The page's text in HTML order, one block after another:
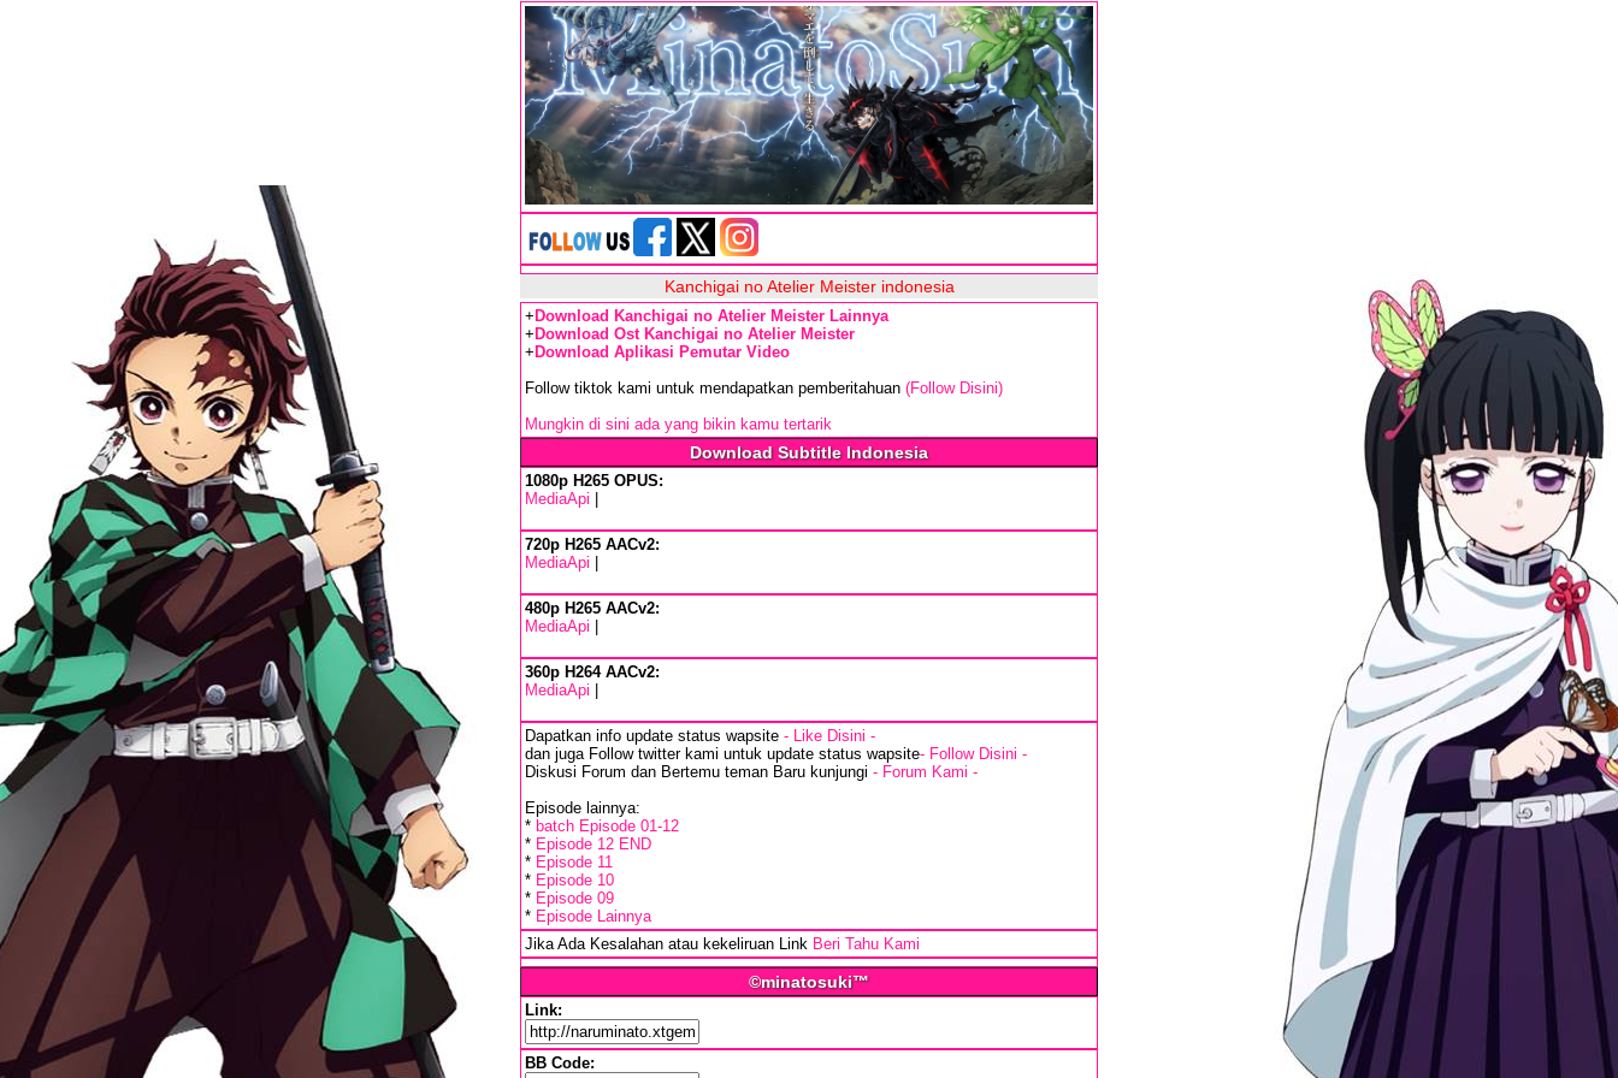
Kanchigai no Atelier Meister indonesia
+ Download Kanchigai no Atelier Meister Lainnya
+ Download Ost Kanchigai no Atelier Meister
+ Download Aplikasi Pemutar Video
Follow tiktok kami untuk mendapatkan pemberitahuan (Follow Disini)
Mungkin di sini ada yang bikin kamu tertarik
Download Subtitle Indonesia
1080p H265 OPUS:
MediaApi
720p H265 AACv2:
MediaApi
480p H265 AACv2:
MediaApi
360p H264 AACv2:
MediaApi
Dapatkan info update status wapsite - Like Disini -
dan juga Follow twitter kami untuk update status wapsite- Follow Disini -
Diskusi Forum dan Bertemu teman Baru kunjungi - Forum Kami -
Episode lainnya:
* batch Episode 01-12
* Episode 12 END
* Episode 11
* Episode 10
* Episode 09
* Episode Lainnya
Jika Ada Kesalahan atau kekeliruan Link Beri Tahu Kami
©minatosuki™
Link:
BB Code: